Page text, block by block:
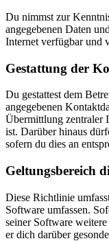
Du nimmst zur
angegebenen Daten
Internet verfügbar und
Gestattung der
Du gestattest dem
angegebenen
Übermittlung zentraler
ist. Darüber hinaus
sofern du dies an
Geltungsbereich
Diese Richtlinie
Software umfassen.
seiner Software
er dich darüber